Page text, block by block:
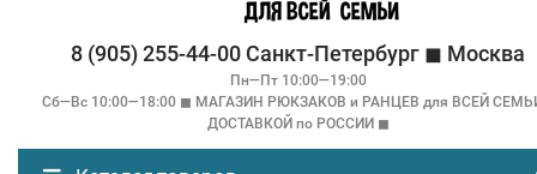
8 (905) 255-44-00 Санкт-Петербург ◼ Москва
Пн—Пт 10:00—19:00
Сб—Вс 10:00—18:00 ◼ МАГАЗИН РЮКЗАКОВ и РАНЦЕВ для ВСЕЙ
ДОСТАВКОЙ по РОССИИ ◼